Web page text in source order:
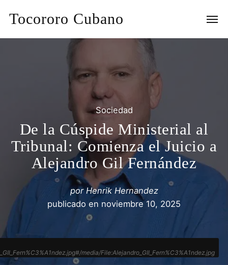
Tocororo Cubano
Sociedad
De la Cúspide Ministerial al
Tribunal: Comienza el Juicio a
Alejandro Gil Fernández
porHenrik Hernandez
publicado en noviembre 10, 2025
media/File:Alejandro_GIl_Fern%C3%A1ndez.jpg